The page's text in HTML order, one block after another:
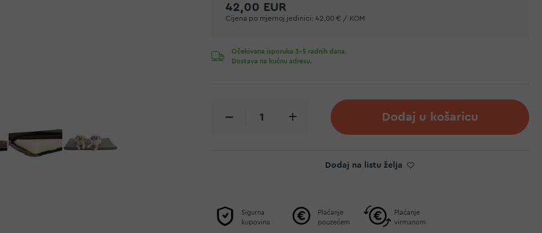
42,00 EUR
Cijena po mjernoj jedinici: 42,00 € / KOM
Očekivana isporuka 3-5 radnih dana.
Dostava na kućnu adresu.
Dodaj u košaricu
Dodaj na listu želja
Sigurna
kupovina
Plaćanje
pouzećem
Plaćanje
virmanom